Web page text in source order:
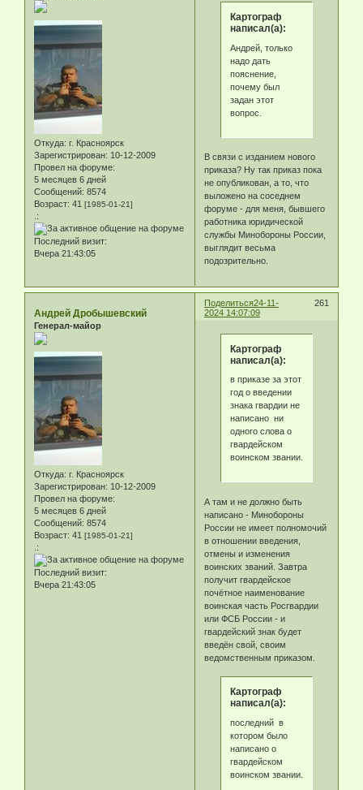
Откуда: г. Красноярск
Зарегистрирован: 10-12-2009
Провел на форуме:
5 месяцев 6 дней
Сообщений: 8574
Возраст: 41 [1985-01-21]
.:
Последний визит:
Вчера 21:43:05
Картограф
написал(а):
Андрей, только
надо дать
пояснение,
почему был
задан этот
вопрос.
В связи с изданием нового
приказа? Ну так приказ пока
не опубликован, а то, что
выложено на соседнем
форуме - для меня, бывшего
работника юридической
службы Минобороны России,
выглядит весьма
подозрительно.
Поделиться 261
24-11-
2024 14:07:09
Андрей Дробышевский
Генерал-майор
Откуда: г. Красноярск
Зарегистрирован: 10-12-2009
Провел на форуме:
5 месяцев 6 дней
Сообщений: 8574
Возраст: 41 [1985-01-21]
.:
Последний визит:
Вчера 21:43:05
Картограф
написал(а):
в приказе за этот
год о введении
знака гвардии не
написано ни
одного слова о
гвардейском
воинском звании.
А там и не должно быть
написано - Минобороны
России не имеет полномочий
в отношении введения,
отмены и изменения
воинских званий. Завтра
получит гвардейское
почётное наименование
воинская часть Росгвардии
или ФСБ России - и
гвардейский знак будет
введён свой, своим
ведомственным приказом.
Картограф
написал(а):
последний в
котором было
написано о
гвардейском
воинском звании.